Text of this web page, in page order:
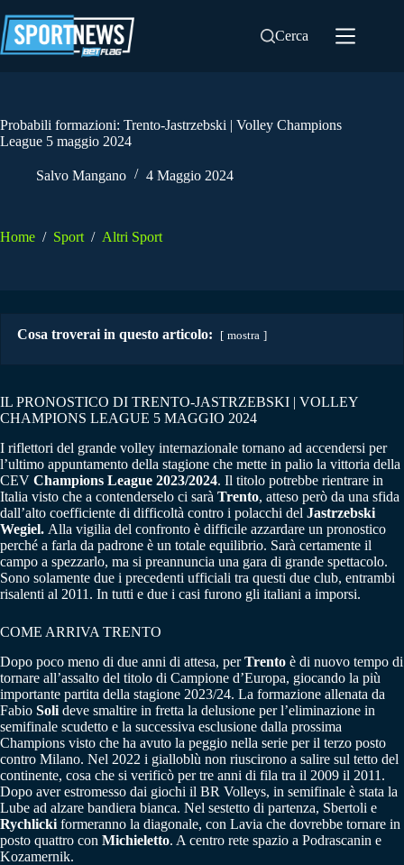
al
contenuto
Cerca
Probabili formazioni: Trento-Jastrzebski | Volley Champions
League 5 maggio 2024
Salvo Mangano 4 Maggio 2024
Home / Sport / Altri Sport
Cosa troverai in questo articolo: mostra
IL PRONOSTICO DI TRENTO-JASTRZEBSKI | VOLLEY
CHAMPIONS LEAGUE 5 MAGGIO 2024
I riflettori del grande volley internazionale tornano ad accendersi per
l’ultimo appuntamento della stagione che mette in palio la vittoria della
CEV Champions League 2023/2024. Il titolo potrebbe rientrare in
Italia visto che a contenderselo ci sarà Trento, atteso però da una sfida
dall’alto coefficiente di difficoltà contro i polacchi del Jastrzebski
Wegiel. Alla vigilia del confronto è difficile azzardare un pronostico
perché a farla da padrone è un totale equilibrio. Sarà certamente il
campo a spezzarlo, ma si preannuncia una gara di grande spettacolo.
Sono solamente due i precedenti ufficiali tra questi due club, entrambi
risalenti al 2011. In tutti e due i casi furono gli italiani a imporsi.
COME ARRIVA TRENTO
Dopo poco meno di due anni di attesa, perTrento è di nuovo tempo di
tornare all’assalto del titolo di Campione d’Europa, giocando la più
importante partita della stagione 2023/24. La formazione allenata da
Fabio Soli deve smaltire in fretta la delusione per l’eliminazione in
semifinale scudetto e la successiva esclusione dalla prossima
Champions visto che ha avuto la peggio nella serie per il terzo posto
contro Milano. Nel 2022 i gialloblù non riuscirono a salire sul tetto del
continente, cosa che si verificò per tre anni di fila tra il 2009 il 2011.
Dopo aver estromesso dai giochi il BR Volleys, in semifinale è stata la
Lube ad alzare bandiera bianca. Nel sestetto di partenza, Sbertoli e
Rychlicki formeranno la diagonale, con Lavia che dovrebbe tornare in
posto quattro con Michieletto. A centro rete spazio a Podrascanin e
Kozamernik.